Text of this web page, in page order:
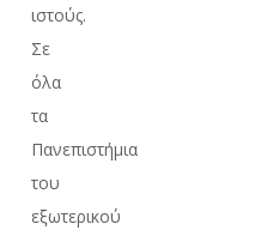
ιστούς.
Σε
όλα
τα
Πανεπιστήμια
του
εξωτερικού